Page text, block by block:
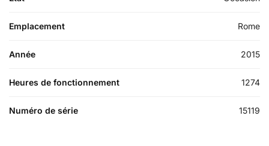
Emplacement Rome
Année 2015
Heures de fonctionnement 1274
Numéro de série 15119